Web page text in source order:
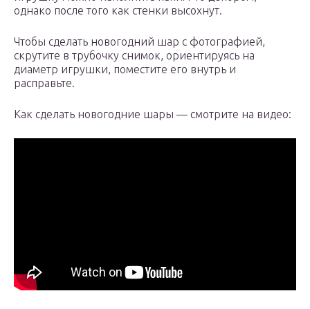
однако после того как стенки высохнут.
Чтобы сделать новогодний шар с фотографией,
скрутите в трубочку снимок, ориентируясь на
диаметр игрушки, поместите его внутрь и
расправьте.
Как сделать новогодние шары — смотрите на видео: